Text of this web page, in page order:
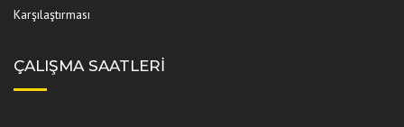
Karşılaştırması
ÇALIŞMA SAATLERI